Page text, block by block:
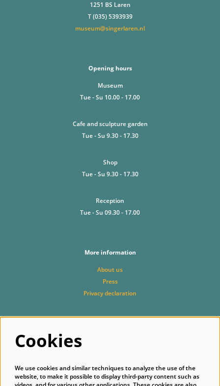
1251 BS Laren
T (035) 5393939
museum@singerlaren.nl
Opening hours
Museum
Tue - Su 10.00 - 17.00
Cafe and sculpture garden
Tue - Su 9.30 - 17.30
Shop
Tue - Su 9.30 - 17.30
Reception
Tue - Su 09.30 - 17.00
More information
About us
Press
Privacy declaration
Cookies
We use cookies and similar techniques to analyze the use of the
website, to make it possible to display third-party content such as